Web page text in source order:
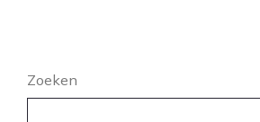
Zoeken